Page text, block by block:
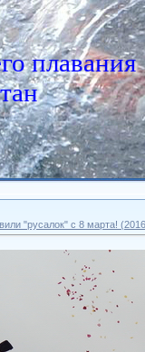
плавания
"русалок" с 8 марта!